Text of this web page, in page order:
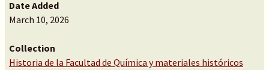
Date Added
March 10, 2026
Collection
Historia de la Facultad de Química y materiales históricos